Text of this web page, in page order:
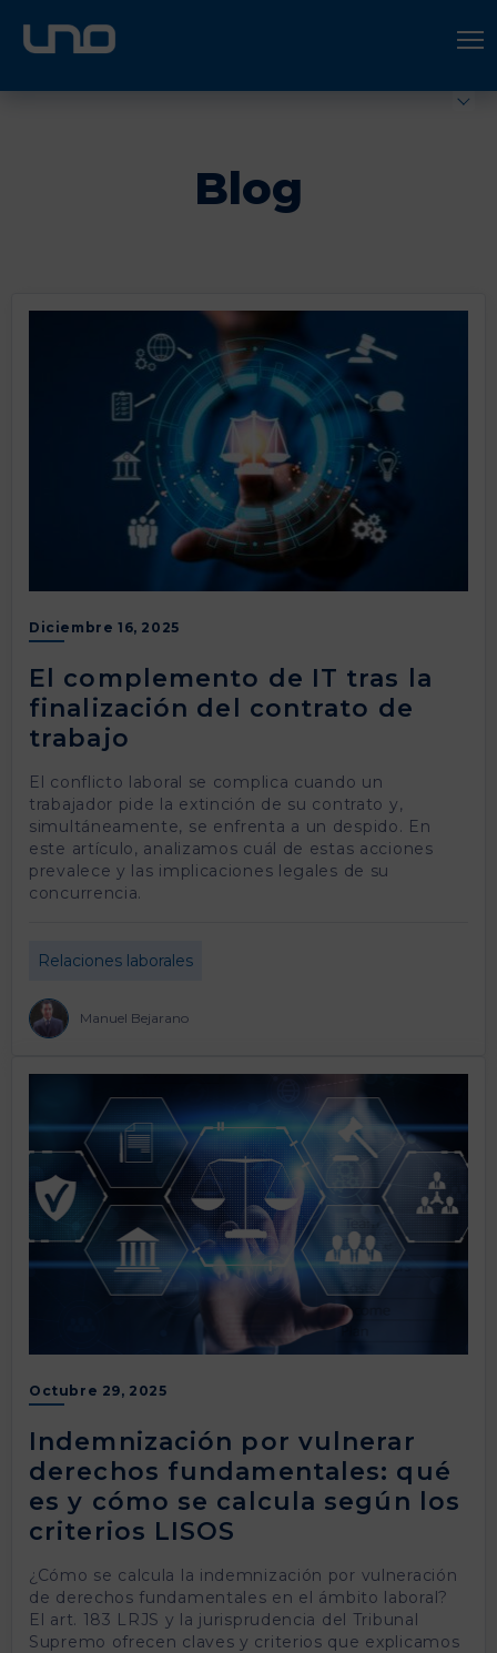
ÚNETE A UNO LOGÍSTICA
Blog
Diciembre 16, 2025
El complemento de IT tras la
finalización del contrato de
trabajo
El conflicto laboral se complica cuando un
trabajador pide la extinción de su contrato y,
simultáneamente, se enfrenta a un despido. En
este artículo, analizamos cuál de estas acciones
prevalece y las implicaciones legales de su
concurrencia.
Relaciones laborales
Manuel Bejarano
Octubre 29, 2025
Indemnización por vulnerar
derechos fundamentales: qué
es y cómo se calcula según los
criterios LISOS
¿Cómo se calcula la indemnización por vulneración
de derechos fundamentales en el ámbito laboral?
El art. 183 LRJS y la jurisprudencia del Tribunal
Supremo ofrecen claves y criterios que explicamos